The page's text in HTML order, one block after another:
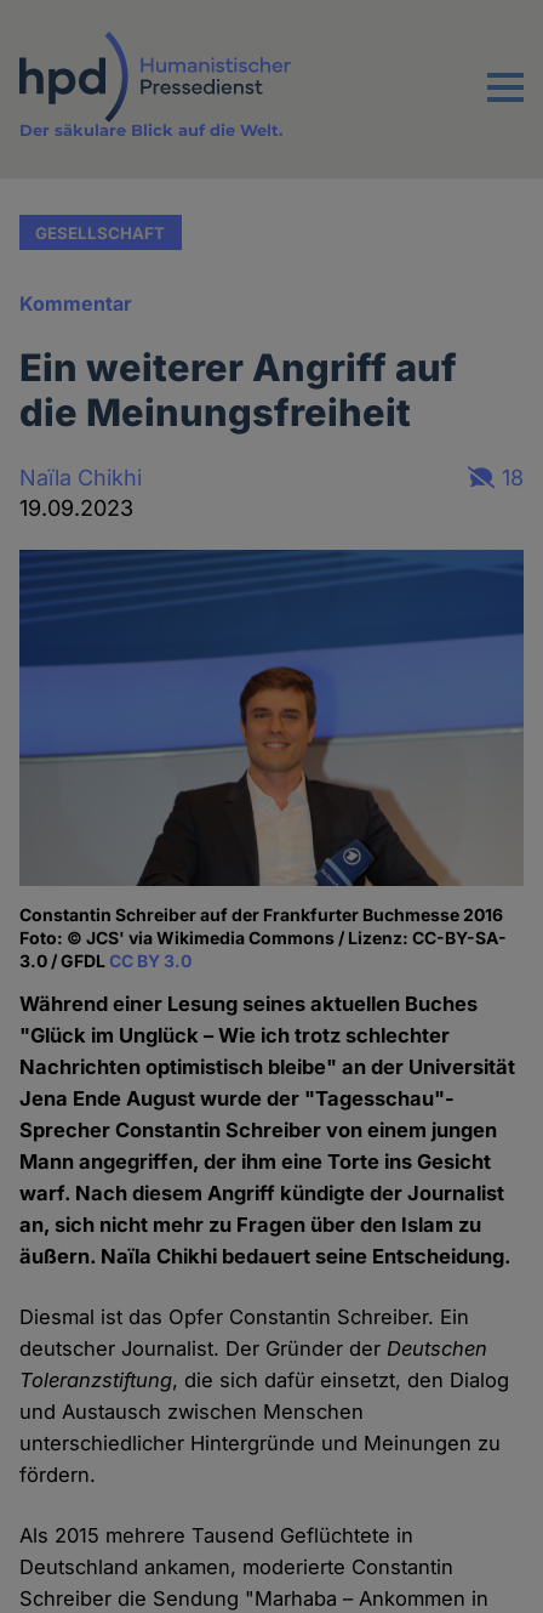
Inhalt
Menu
Der säkulare Blick auf die Welt.
GESELLSCHAFT
Kommentar
Ein weiterer Angriff auf
die Meinungsfreiheit
Naïla Chikhi
19.09.2023
18
Constantin Schreiber auf der Frankfurter Buchmesse 2016
Foto: © JCS' via Wikimedia Commons / Lizenz: CC-BY-SA-
3.0 / GFDLCC BY 3.0
Während einer Lesung seines aktuellen Buches
"Glück im Unglück – Wie ich trotz schlechter
Nachrichten optimistisch bleibe" an der Universität
Jena Ende August wurde der "Tagesschau"-
Sprecher Constantin Schreiber von einem jungen
Mann angegriffen, der ihm eine Torte ins Gesicht
warf. Nach diesem Angriff kündigte der Journalist
an, sich nicht mehr zu Fragen über den Islam zu
äußern. Naïla Chikhi bedauert seine Entscheidung.
Diesmal ist das Opfer Constantin Schreiber. Ein
deutscher Journalist. Der Gründer derDeutschen
Toleranzstiftung, die sich dafür einsetzt, den Dialog
und Austausch zwischen Menschen
unterschiedlicher Hintergründe und Meinungen zu
fördern.
Als 2015 mehrere Tausend Geflüchtete in
Deutschland ankamen, moderierte Constantin
Schreiber die Sendung "Marhaba – Ankommen in